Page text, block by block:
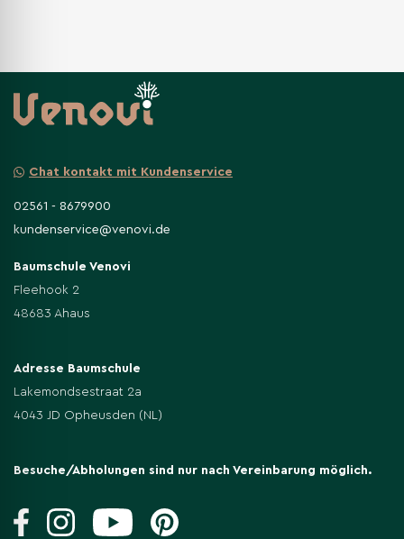
Chat kontakt mit Kundenservice
02561 - 8679900
kundenservice@venovi.de
Baumschule Venovi
Fleehook 2
48683 Ahaus
Adresse Baumschule
Lakemondsestraat 2a
4043 JD Opheusden (NL)
Besuche/Abholungen sind nur nach Vereinbarung möglich.